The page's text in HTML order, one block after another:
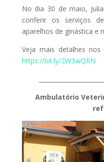
No dia 30 de maio,
conferir os serviços
aparelhos de ginástica e
Veja mais detalhes
https://bit.ly/2W3wQRN
Ambulatório